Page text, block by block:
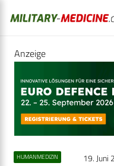
Anzeige
HUMANMEDIZIN 19. Juni